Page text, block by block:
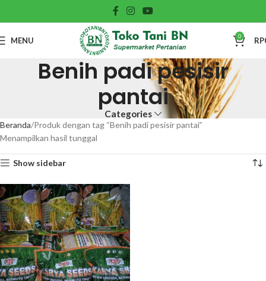
MENU 0 RP
Benih padi pesisir
pantai
Categories
Beranda Produk dengan tag “Benih padi pesisir pantai”
Menampilkan hasil tunggal
Show sidebar